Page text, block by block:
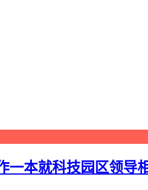
一本就科技园区领导